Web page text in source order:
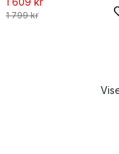
1 799 kr